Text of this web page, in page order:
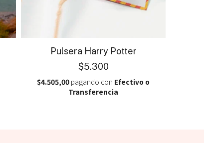
Pulsera Harry Potter
$5.300
$4.505,00 pagando con Efectivo o
Transferencia